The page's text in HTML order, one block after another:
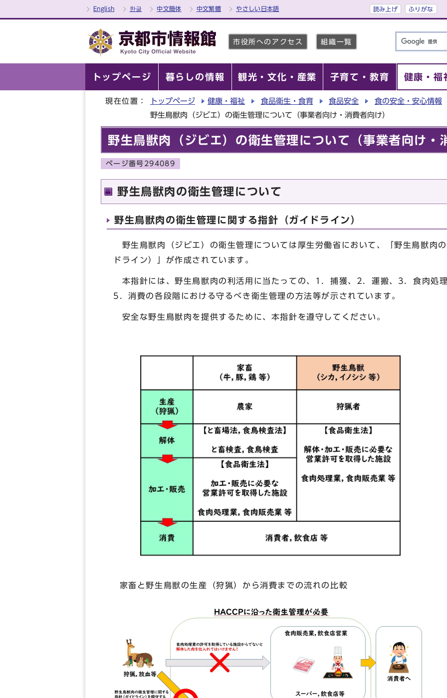
English 한글 中文簡体 中文繁體 やさしい日本語 読み上げ ふりがな
市役所へのアクセス 組織一覧
トップページ 暮らしの情報 観光・文化・産業 子育て・教育 健康・福
現在位置： トップページ 健康・福祉 食品衛生・食育 食品安全
食の安全・安心情報
野生鳥獣肉（ジビエ）の衛生管理について（事業者向け・消費者向け）
野生鳥獣肉（ジビエ）の衛生管理について（事業者向け・
ページ番号294089
野生鳥獣肉の衛生管理について
野生鳥獣肉の衛生管理に関する指針（ガイドライン）
野生鳥獣肉（ジビエ）の衛生管理については厚生労働省において、「野生鳥獣肉
ドライン）」が作成されています。
本指針には、野生鳥獣肉の利活用に当たっての、1．捕獲、2．運搬、3．食肉処
5．消費の各段階における守るべき衛生管理の方法等が示されています。
安全な野生鳥獣肉を提供するために、本指針を遵守してください。
家畜と野生鳥獣の生産（狩猟）から消費までの流れの比較